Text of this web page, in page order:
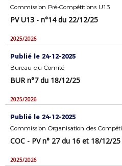
Commission Pré-Compétitions U13
PV U13 - n°14 du 22/12/25
2025/2026
Publié le 24-12-2025
Bureau du Comité
BUR n°7 du 18/12/25
2025/2026
Publié le 24-12-2025
Commission Organisation des
COC - PV n° 27 du 16 et 18/12/25
2025/2026